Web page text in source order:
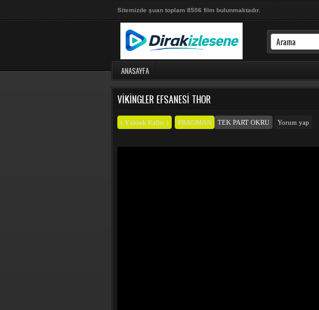
Sitemizde şuan toplam 8506 film bulunmaktadır.
ANASAYFA
VIKINGLER EFSANESI THOR
( Yüksek Kalite ) FRAGMAN TEK PART OKRU Yorum yap